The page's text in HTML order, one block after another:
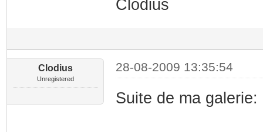
Clodius
Clodius
Unregistered
28-08-2009 13:35:54
Suite de ma galerie: